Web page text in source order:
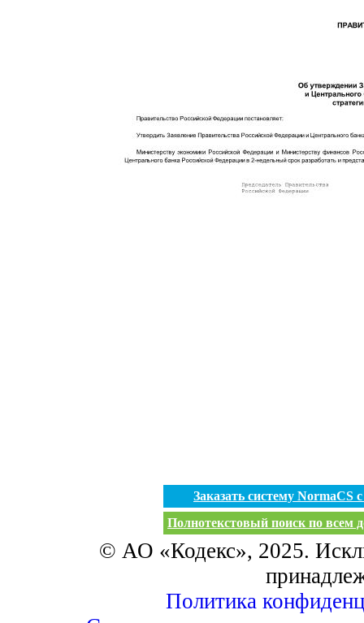
Заказать систему
Полнотекстовый поиск по всем
© АО «Кодекс», 2025.
Политика